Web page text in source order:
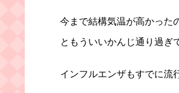
今まで結構気温が高かった
ともういいかんじ通り過ぎ
インフルエンザもすでに流